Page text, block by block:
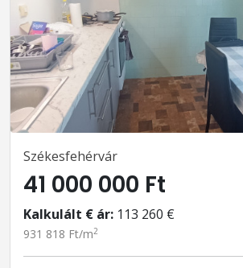
Székesfehérvár
41 000 000 Ft
Kalkulált € ár: 113 260 €
931 818 Ft/m2